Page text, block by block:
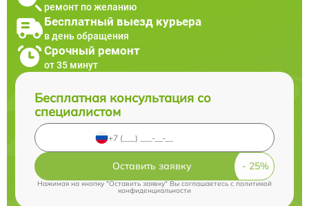
ремонт по желанию
Бесплатный выезд курьера
в день обращения
Срочный ремонт
от 35 минут
Бесплатная консультация со
специалистом
Оставить заявку
Нажимая на кнопку "Оставить заявку" Вы соглашаетесь cполитикой
конфиденциальности